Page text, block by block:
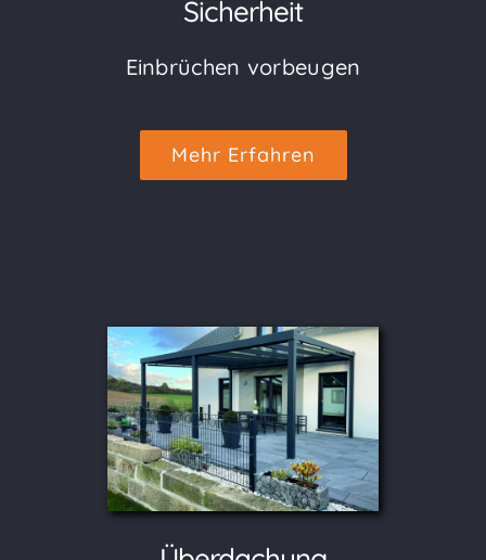
Sicherheit
Einbrüchen vorbeugen
Mehr Erfahren